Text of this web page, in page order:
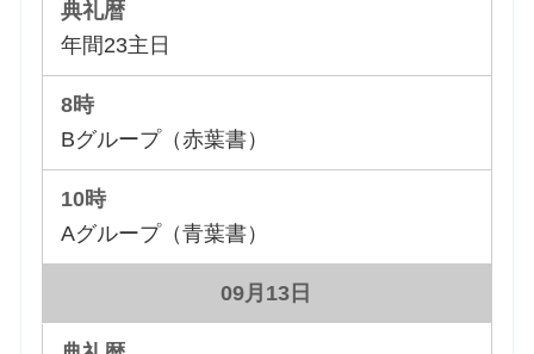
年間23主日
Bグループ（赤葉書）
Aグループ（青葉書）
09月13日